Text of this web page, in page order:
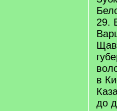
29.
в
до